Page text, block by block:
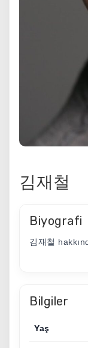
김재철
Biyografi
김재철
Bilgiler
Yaş